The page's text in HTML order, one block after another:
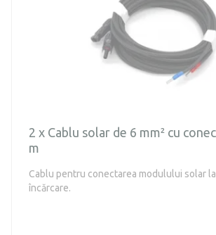
2 x Cablu solar de 6 mm² cu
m
Cablu pentru conectarea modulului solar
încărcare.